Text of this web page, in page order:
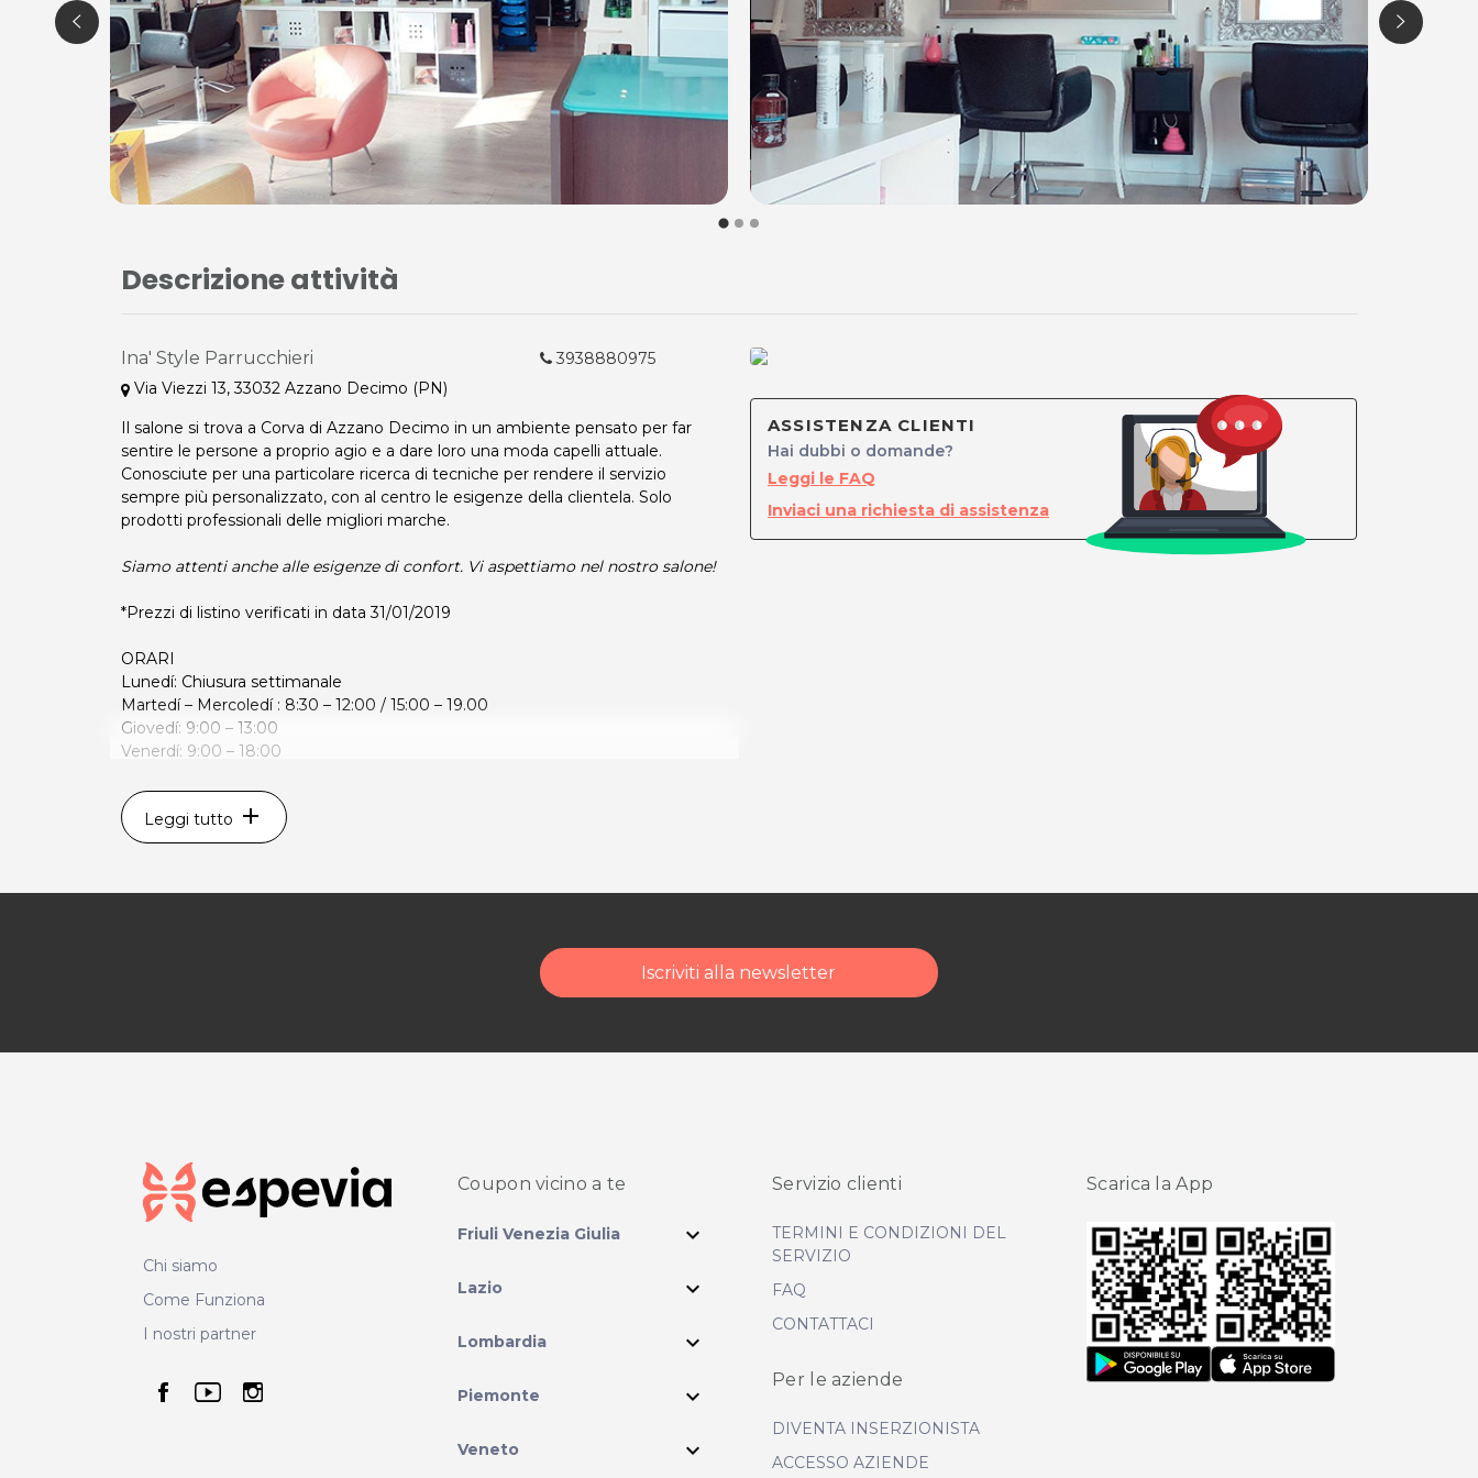
Descrizione attività
Ina' Style Parrucchieri
Via Viezzi 13, 33032 Azzano Decimo (PN)
3938880975
Il salone si trova a Corva di Azzano Decimo in un ambiente pensato per far
sentire le persone a proprio agio e a dare loro una moda capelli attuale.
Conosciute per una particolare ricerca di tecniche per rendere il servizio
sempre più personalizzato, con al centro le esigenze della clientela. Solo
prodotti professionali delle migliori marche.
Siamo attenti anche alle esigenze di confort. Vi aspettiamo nel nostro salone!
*Prezzi di listino verificati in data 31/01/2019
ORARI
Lunedí: Chiusura settimanale
Martedí – Mercoledí : 8:30 – 12:00 / 15:00 – 19.00
Giovedí: 9:00 – 13:00
Venerdí: 9:00 – 18:00
INA' STYLE PARRUCCHIERI MEZINI INA
Via Viezzi 13
Tel. 3938880975
Per ulteriori informazioni sull'offerta o sulle modalità di acquisto scrivi
Leggi tutto add
ASSISTENZA CLIENTI
Hai dubbi o domande?
Leggi le FAQ
Inviaci una richiesta di assistenza
Iscriviti alla newsletter
Chi siamo
Come Funziona
I nostri partner
seguici su facebook
seguici su youtube
seguici su instagram
Coupon vicino a te
Friuli Venezia Giulia expand_more
Lazio expand_more
Lombardia expand_more
Piemonte expand_more
Veneto expand_more
Servizio clienti
TERMINI E CONDIZIONI DEL
SERVIZIO
FAQ
CONTATTACI
Per le aziende
DIVENTA INSERZIONISTA
ACCESSO AZIENDE
Scarica la App